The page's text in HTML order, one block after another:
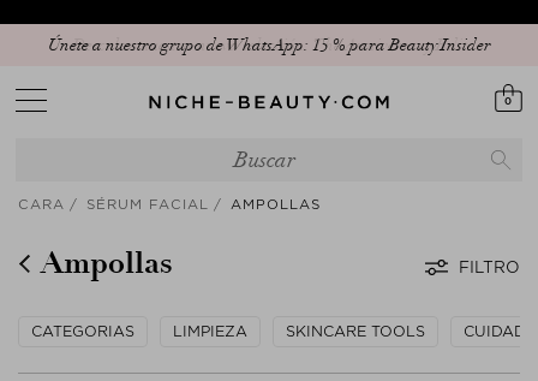
Únete a nuestro grupo de WhatsApp: 15 % para Beauty Insider
0
CARA SÉRUM FACIAL AMPOLLAS
Ampollas FILTRO
CATEGORIAS LIMPIEZA SKINCARE TOOLS